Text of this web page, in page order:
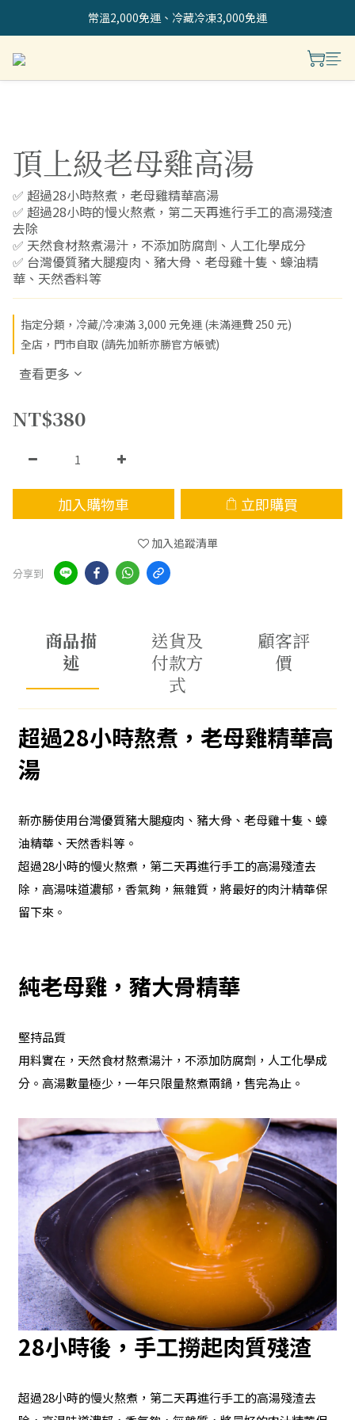
常溫2,000免運、冷藏冷凍3,000免運
頂上級老母雞高湯
✅ 超過28小時熬煮，老母雞精華高湯
✅ 超過28小時的慢火熬煮，第二天再進行手工的高湯殘渣
去除
✅ 天然食材熬煮湯汁，不添加防腐劑、人工化學成分
✅ 台灣優質豬大腿瘦肉、豬大骨、老母雞十隻、蠔油精
華、天然香料等
指定分類，冷藏/冷凍滿 3,000 元免運 (未滿運費 250 元)
全店，門市自取 (請先加新亦勝官方帳號)
查看更多
NT$380
加入購物車 立即購買
加入追蹤清單
分享到
商品描
述
送貨及
付款方
式
顧客評
價
超過28小時熬煮，老母雞精華高
湯
新亦勝使用台灣優質豬大腿瘦肉、豬大骨、老母雞十隻、蠔
油精華、天然香料等。
超過28小時的慢火熬煮，第二天再進行手工的高湯殘渣去
除，高湯味道濃郁，香氣夠，無雜質，將最好的肉汁精華保
留下來。
純老母雞，豬大骨精華
堅持品質
用料實在，天然食材熬煮湯汁，不添加防腐劑，人工化學成
分。高湯數量極少，一年只限量熬煮兩鍋，售完為止。
28小時後，手工撈起肉質殘渣
超過28小時的慢火熬煮，第二天再進行手工的高湯殘渣去